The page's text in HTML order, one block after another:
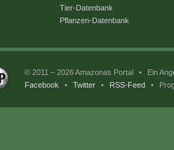
Tier-Datenbank
Pflanzen-Datenbank
© 2011 – 2026 Amazonas Portal •
Ein
Facebook
• Twitter • RSS-Feed •